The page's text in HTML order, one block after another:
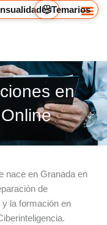
Temarios
en
nace en Granada en
de
la formación en